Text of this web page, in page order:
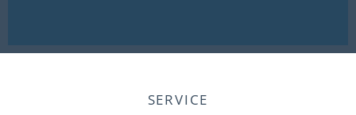
SERVICE